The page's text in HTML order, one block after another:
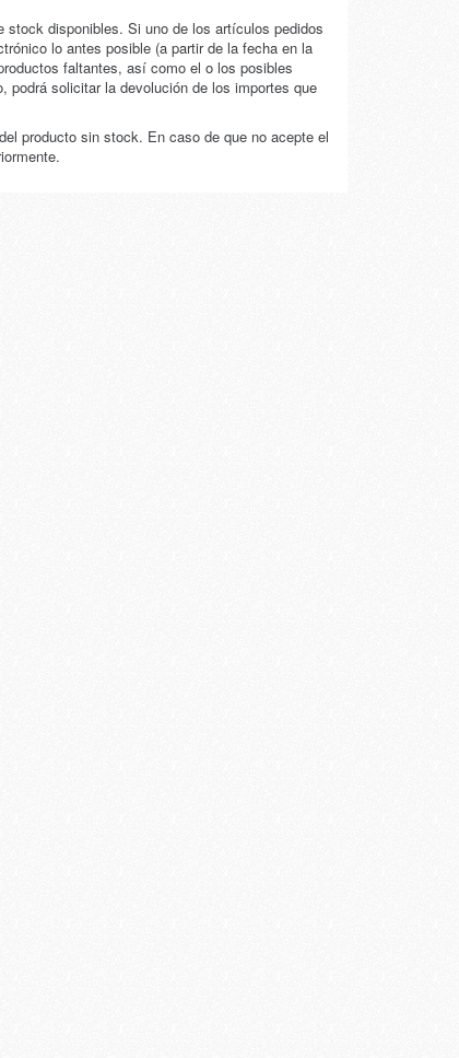
disponibles. Si uno de los artículos pedidos
lo antes posible (a partir de la fecha en la
faltantes, así como el o los posibles
solicitar la devolución de los importes que
producto sin stock. En caso de que no acepte el